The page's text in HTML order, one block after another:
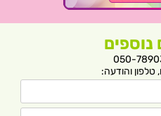
נוספים
טלפון והודעה: